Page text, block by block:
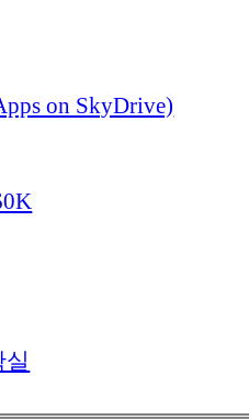
on SkyDrive)